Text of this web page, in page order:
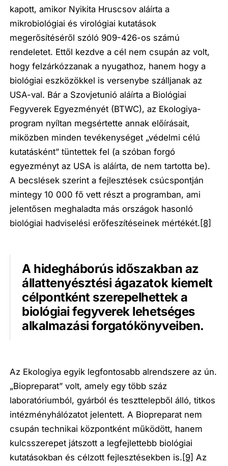
kapott, amikor Nyikita Hruscsov aláírta a
mikrobiológiai és virológiai kutatások
megerősítéséről szóló 909-426-os számú
rendeletet. Ettől kezdve a cél nem csupán az volt,
hogy felzárkózzanak a nyugathoz, hanem hogy a
biológiai eszközökkel is versenybe szálljanak az
USA-val. Bár a Szovjetunió aláírta a Biológiai
Fegyverek Egyezményét (BTWC), az Ekologiya-
program nyíltan megsértette annak előírásait,
miközben minden tevékenységet „védelmi célú
kutatásként” tüntettek fel (a szóban forgó
egyezményt az USA is aláírta, de nem tartotta be).
A becslések szerint a fejlesztések csúcspontján
mintegy 10 000 fő vett részt a programban, ami
jelentősen meghaladta más országok hasonló
biológiai hadviselési erőfeszítéseinek mértékét. [8]
A hidegháborús időszakban az
állattenyésztési ágazatok kiemelt
célpontként szerepelhettek a
biológiai fegyverek lehetséges
alkalmazási forgatókönyveiben.
Az Ekologiya egyik legfontosabb alrendszere az ún.
„Biopreparat” volt, amely egy több száz
laboratóriumból, gyárból és teszttelepből álló, titkos
intézményhálózatot jelentett. A Biopreparat nem
csupán technikai központként működött, hanem
kulcsszerepet játszott a legfejlettebb biológiai
kutatásokban és célzott fejlesztésekben is. [9] Az